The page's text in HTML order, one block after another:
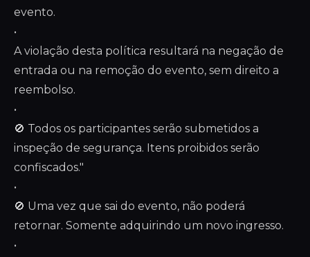
evento.
•
A violação desta política resultará na negação de
entrada ou na remoção do evento, sem direito a
reembolso.
•
🚫 Todos os participantes serão submetidos a
inspeção de segurança. Itens proibidos serão
confiscados."
•
🚫 Uma vez que sai do evento, não poderá
retornar. Somente adquirindo um novo ingresso.
•